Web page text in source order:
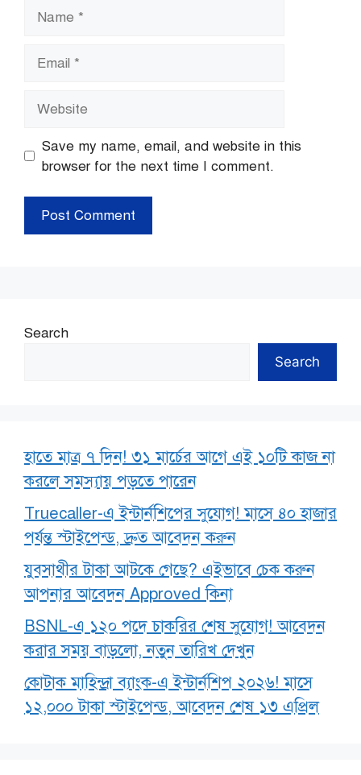
Save my name, email, and website in this
browser for the next time I comment.
Search
Search
হাতে মাত্র ৭ দিন! ৩১ মার্চের আগে এই ১০টি কাজ না
করলে সমস্যায় পড়তে পারেন
Truecaller-এ ইন্টার্নশিপের সুযোগ! মাসে ৪০ হাজার
পর্যন্ত স্টাইপেন্ড, দ্রুত আবেদন করুন
যুবসাথীর টাকা আটকে গেছে? এইভাবে চেক করুন
আপনার আবেদন Approved কিনা
BSNL-এ ১২০ পদে চাকরির শেষ সুযোগ! আবেদন
করার সময় বাড়লো, নতুন তারিখ দেখুন
কোটাক মাহিন্দ্রা ব্যাংক-এ ইন্টার্নশিপ ২০২৬! মাসে
১২,০০০ টাকা স্টাইপেন্ড, আবেদন শেষ ১৩ এপ্রিল